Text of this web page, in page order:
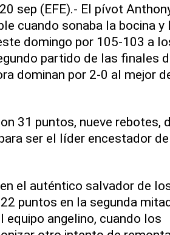
sep (EFE).- El pívot
cuando sonaba la bocina y
domingo por 105-103 a
partido de las finales
dominan por 2-0 al mejor
31 puntos, nueve rebotes,
ser el líder encestador
el auténtico salvador de
puntos en la segunda
angelino, cuando los